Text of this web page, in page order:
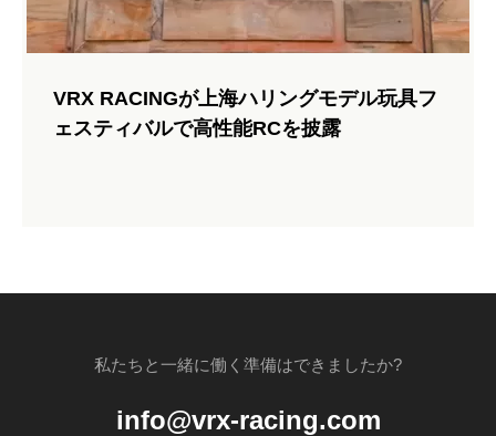
VRXトラック用に新しくボディポストセットをア
マスターボディポストのメンテナンス! VRX Racingは、ブレ
VRX RACINGが上海ハリングモデル玩具フ
ェスティバルで高性能RCを披露
私たちと一緒に働く準備はできましたか?
info@vrx-racing.com